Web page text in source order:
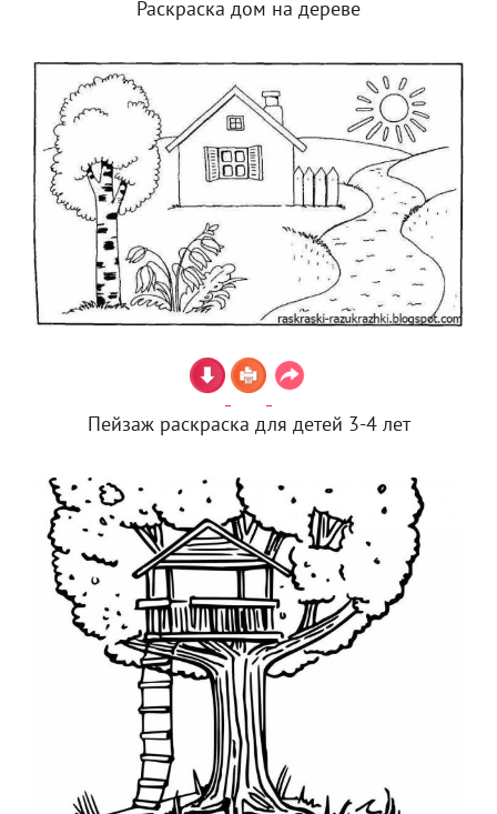
Раскраска дом на дереве
Пейзаж раскраска для детей 3-4 лет